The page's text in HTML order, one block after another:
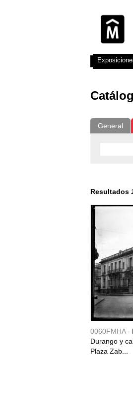
General
Resultados
0060FMHA -
Durango y
Plaza Zab...